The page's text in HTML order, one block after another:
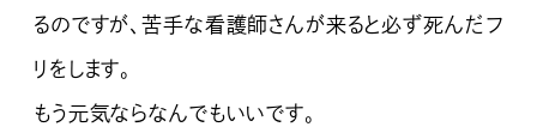
るのですが、苦手な看護師さんが来ると必ず死んだフ
リをします。
もう元気ならなんでもいいです。